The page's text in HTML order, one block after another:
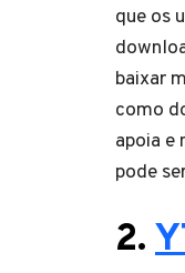
que os
baixar
como
apoia e
pode
2.